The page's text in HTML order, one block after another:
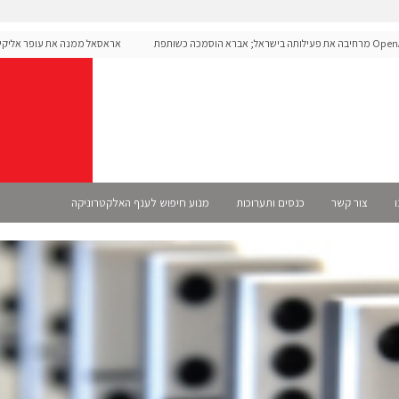
OpenAI מרחיבה את פעילותה בישראל; אברא הוסמכה כשותפת
אראסאל ממנה את עופר אליקים
צור קשר כנסים ותערוכות מנוע חיפוש לענף האלקטרוניקה